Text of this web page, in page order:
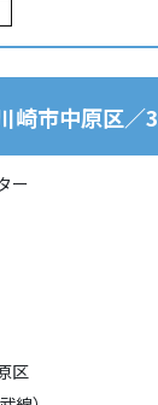
市中原区／
ー
区